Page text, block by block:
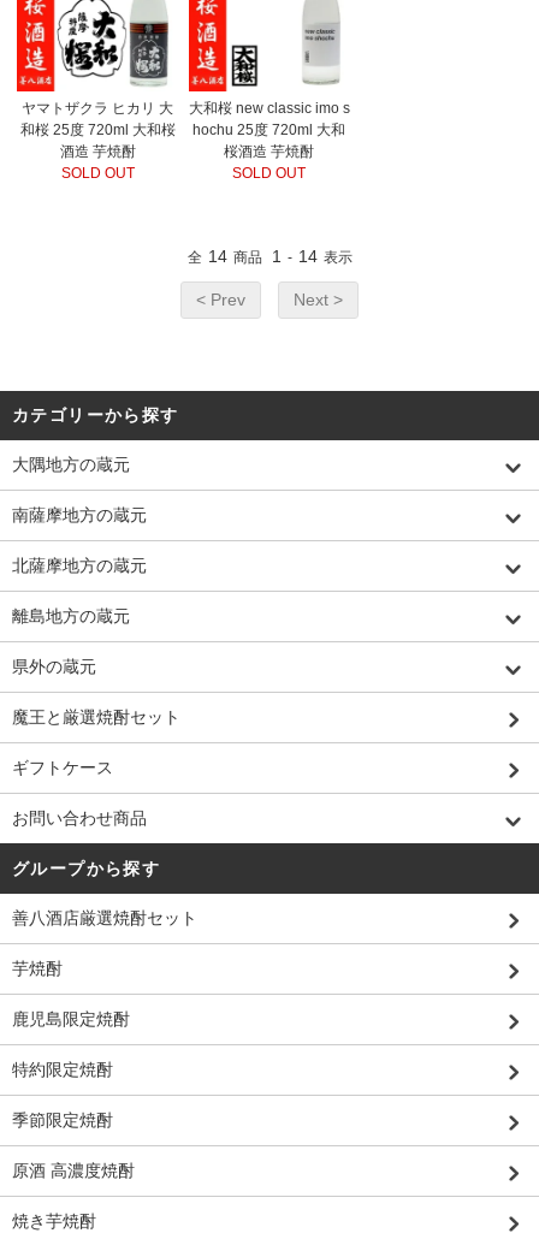
ヤマトザクラ ヒカリ 大
和桜 25度 720ml 大和桜
酒造 芋焼酎
SOLD OUT
大和桜 new classic imo s
hochu 25度 720ml 大和
桜酒造 芋焼酎
SOLD OUT
全 14 商品 1 - 14 表示
< Prev Next >
カテゴリーから探す
大隅地方の蔵元
南薩摩地方の蔵元
北薩摩地方の蔵元
離島地方の蔵元
県外の蔵元
魔王と厳選焼酎セット
ギフトケース
お問い合わせ商品
グループから探す
善八酒店厳選焼酎セット
芋焼酎
鹿児島限定焼酎
特約限定焼酎
季節限定焼酎
原酒 高濃度焼酎
焼き芋焼酎